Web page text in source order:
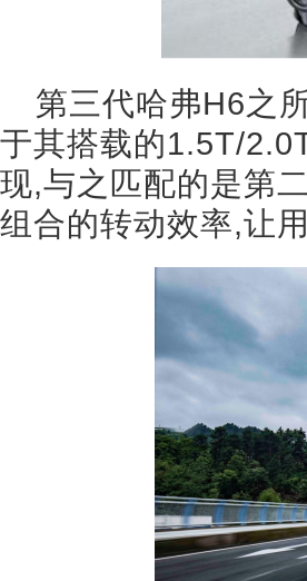
第三代哈弗H6之
于其搭载的1.5T/
现,与之匹配的是第
组合的转动效率,让